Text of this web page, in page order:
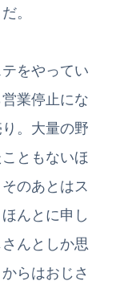
。
をやってい
業停止にな
。大量の野
ともないほ
のあとはス
んとに申し
んとしか思
らはおじさ